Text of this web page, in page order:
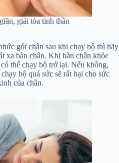
giải tỏa tinh thần
gót chân sau khi chạy bộ thì hãy
xa bàn chân. Khi bàn chân khỏe
thể chạy bộ trở lại. Nếu không,
bộ quá sức sẽ rất hại cho sức
của chân.